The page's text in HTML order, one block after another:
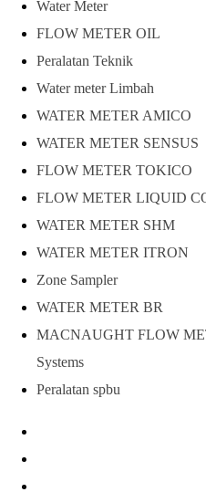
Water Meter
FLOW METER OIL
Peralatan Teknik
Water meter Limbah
WATER METER AMICO
WATER METER SENSUS
FLOW METER TOKICO
FLOW METER LIQUID
WATER METER SHM
WATER METER ITRON
Zone Sampler
WATER METER BR
MACNAUGHT FLOW
Systems
Peralatan spbu